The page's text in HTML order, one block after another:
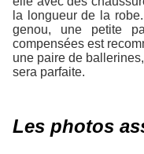
la longueur de la
genou, une petite
compensées est
une paire de
sera parfaite.
Les photos